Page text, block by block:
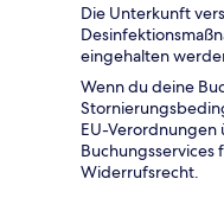
Die Unterkunft
eingehalten
Wenn du deine
EU-
Widerrufsrecht.